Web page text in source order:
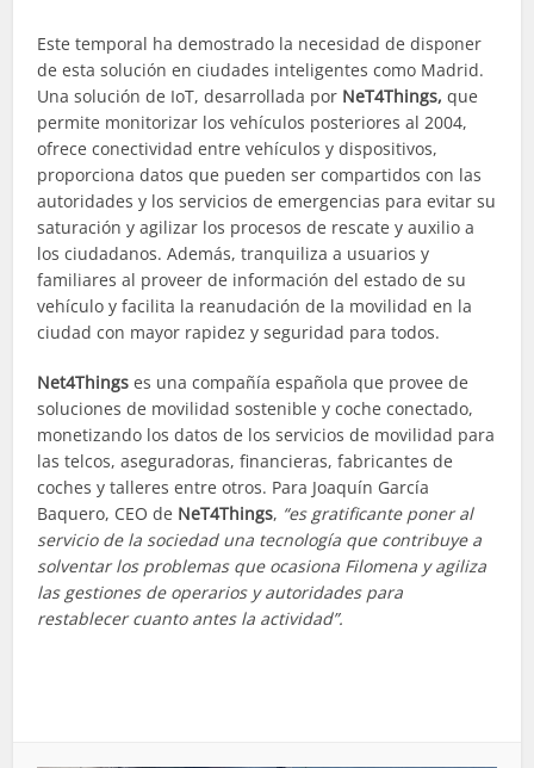
Este temporal ha demostrado la necesidad de disponer
de esta solución en ciudades inteligentes como Madrid.
Una solución de IoT, desarrollada por NeT4Things, que
permite monitorizar los vehículos posteriores al 2004,
ofrece conectividad entre vehículos y dispositivos,
proporciona datos que pueden ser compartidos con las
autoridades y los servicios de emergencias para evitar su
saturación y agilizar los procesos de rescate y auxilio a
los ciudadanos. Además, tranquiliza a usuarios y
familiares al proveer de información del estado de su
vehículo y facilita la reanudación de la movilidad en la
ciudad con mayor rapidez y seguridad para todos.
Net4Things es una compañía española que provee de
soluciones de movilidad sostenible y coche conectado,
monetizando los datos de los servicios de movilidad para
las telcos, aseguradoras, financieras, fabricantes de
coches y talleres entre otros. Para Joaquín García
Baquero, CEO de NeT4Things, “es gratificante poner al
servicio de la sociedad una tecnología que contribuye a
solventar los problemas que ocasiona Filomena y agiliza
las gestiones de operarios y autoridades para
restablecer cuanto antes la actividad”.